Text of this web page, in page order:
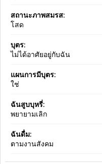
สถานะภาพสมรส:
โสด
บุตร:
ไม่ได้อาศัยอยู่กับฉัน
แผนการมีบุตร:
ใช่
ฉันสูบบุหรี่:
พยายามเลิก
ฉันดื่ม:
ตามงานสังคม